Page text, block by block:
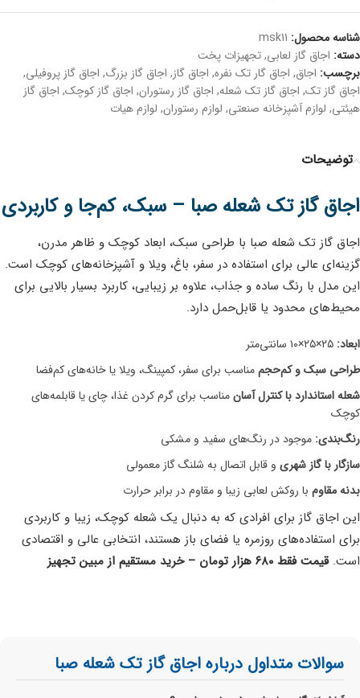
شناسه محصول: msk11
دسته: اجاق گاز لعابی,تجهیزات پخت
برچسب: اجاق, اجاق گار تک نفره, اجاق گاز, اجاق گاز بزرگ, اجاق گاز پروفیلی,
اجاق گاز تک, اجاق گاز تک شعله, اجاق گاز رستوران, اجاق گاز کوچک, اجاق گاز
هیئتی, لوازم آشپزخانه صنعتی, لوازم رستوران, لوازم هیات
توضیحات
اجاق گاز تک شعله صبا – سبک، کم‌جا و کاربردی
اجاق گاز تک شعله صبا با طراحی سبک، ابعاد کوچک و ظاهر مدرن،
گزینه‌ای عالی برای استفاده در سفر، باغ، ویلا و آشپزخانه‌های کوچک است.
این مدل با رنگ ساده و جذاب، علاوه بر زیبایی، کاربرد بسیار بالایی برای
محیط‌های محدود یا قابل‌حمل دارد.
ابعاد:
طراحی سبک و کم‌حجممناسب برای سفر، کمپینگ، ویلا یا خانه‌های کم‌فضا
شعله استاندارد با کنترل آسانمناسب برای گرم کردن غذا، چای یا قابلمه‌های
کوچک
رنگ‌بندی: موجود در رنگ‌های سفید و مشکی
سازگار با گاز شهری و قابل اتصال به شلنگ گاز معمولی
بدنه مقاوم با روکش لعابی زیبا و مقاوم در برابر حرارت
این اجاق گاز برای افرادی که به دنبال یک شعله کوچک، زیبا و کاربردی
برای استفاده‌های روزمره یا فضای باز هستند، انتخابی عالی و اقتصادی
است.قیمت فقط ۶۸۰ هزار تومان – خرید مستقیم از مبین تجهیز
سوالات متداول درباره اجاق گاز تک شعله صبا